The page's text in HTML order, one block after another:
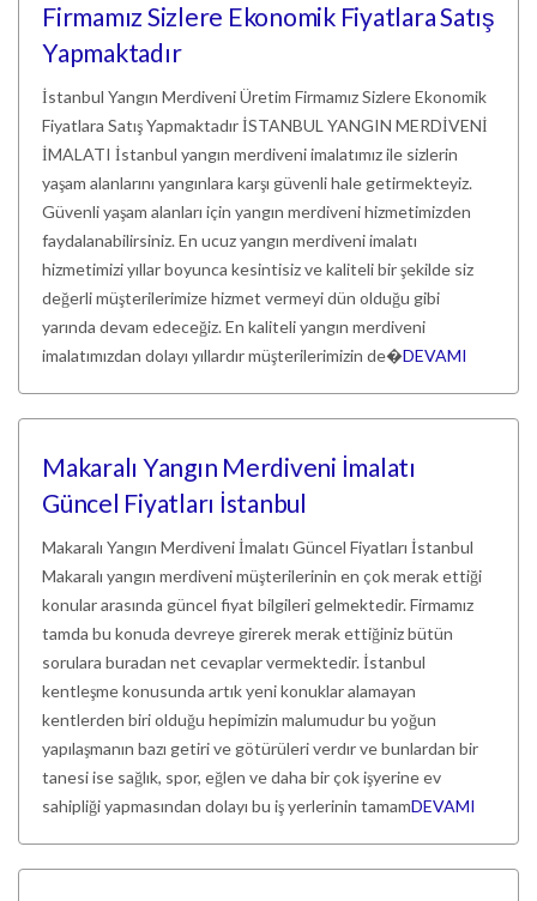
Firmamız Sizlere Ekonomik Fiyatlara Satış
Yapmaktadır
İstanbul Yangın Merdiveni Üretim Firmamız Sizlere Ekonomik
Fiyatlara Satış Yapmaktadır İSTANBUL YANGIN MERDİVENİ
İMALATI İstanbul yangın merdiveni imalatımız ile sizlerin
yaşam alanlarını yangınlara karşı güvenli hale getirmekteyiz.
Güvenli yaşam alanları için yangın merdiveni hizmetimizden
faydalanabilirsiniz. En ucuz yangın merdiveni imalatı
hizmetimizi yıllar boyunca kesintisiz ve kaliteli bir şekilde siz
değerli müşterilerimize hizmet vermeyi dün olduğu gibi
yarında devam edeceğiz. En kaliteli yangın merdiveni
imalatımızdan dolayı yıllardır müşterilerimizin de�DEVAMI
Makaralı Yangın Merdiveni İmalatı
Güncel Fiyatları İstanbul
Makaralı Yangın Merdiveni İmalatı Güncel Fiyatları İstanbul
Makaralı yangın merdiveni müşterilerinin en çok merak ettiği
konular arasında güncel fiyat bilgileri gelmektedir. Firmamız
tamda bu konuda devreye girerek merak ettiğiniz bütün
sorulara buradan net cevaplar vermektedir. İstanbul
kentleşme konusunda artık yeni konuklar alamayan
kentlerden biri olduğu hepimizin malumudur bu yoğun
yapılaşmanın bazı getiri ve götürüleri verdır ve bunlardan bir
tanesi ise sağlık, spor, eğlen ve daha bir çok işyerine ev
sahipliği yapmasından dolayı bu iş yerlerinin tamamDEVAMI